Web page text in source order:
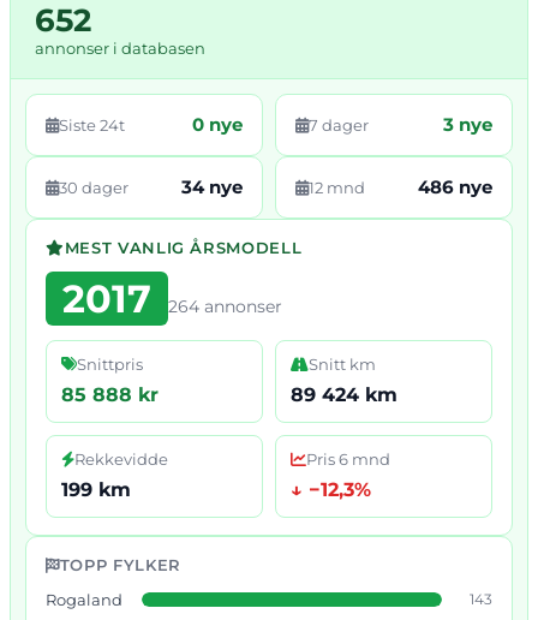
652
annonser i databasen
Siste 24t 0 nye 7 dager 3 nye
30 dager 34 nye 12 mnd 486 nye
MEST VANLIG ÅRSMODELL
2017 264 annonser
Snittpris
85 888 kr
Snitt km
89 424 km
Rekkevidde
199 km
Pris 6 mnd
↓ −12,3%
TOPP FYLKER
Rogaland
143